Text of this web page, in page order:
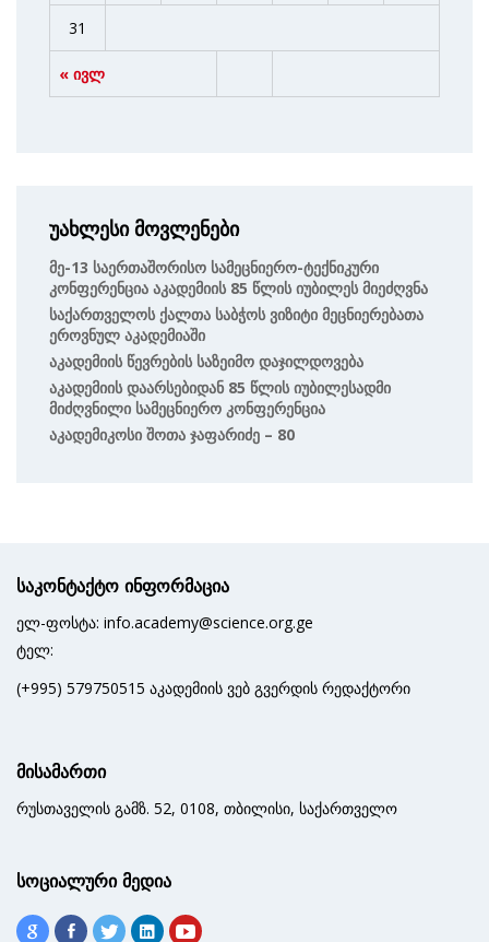
« ივლ
31
უახლესი მოვლენები
Მე-13 Საერთაშორისო Სამეცნიერო-Ტექნიკური
Კონფერენცია Აკადემიის 85 Წლის Იუბილეს Მიეძღვნა
Საქართველოს Ქალთა Საბჭოს Ვიზიტი Მეცნიერებათა
Ეროვნულ Აკადემიაში
Აკადემიის Წევრების Საზეიმო Დაჯილდოვება
Აკადემიის Დაარსებიდან 85 Წლის Იუბილესადმი
Მიძღვნილი Სამეცნიერო Კონფერენცია
Აკადემიკოსი Შოთა Ჯაფარიძე – 80
საკონტაქტო ინფორმაცია
ელ-ფოსტა: info.academy@science.org.ge
ტელ:
(+995) 579750515 აკადემიის ვებ გვერდის რედაქტორი
მისამართი
რუსთაველის გამზ. 52, 0108, თბილისი, საქართველო
სოციალური მედია